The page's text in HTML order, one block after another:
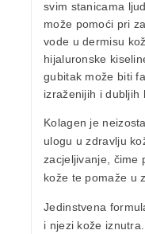
svim stanicama
može pomoći pri
vode u dermisu
hijaluronske
gubitak može biti
izraženijih i dubljih
Kolagen je
ulogu u zdravlju
zacjeljivanje, čime
kože te pomaže u
Jedinstvena
i njezi kože iznutra.